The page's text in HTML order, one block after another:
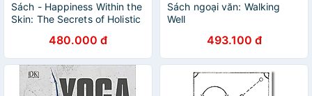
Sách - Happiness Within the
Skin: The Secrets of Holistic
Cinq Mondes Spas by Jean-
Louis Poiroux
480.000 đ
Sách ngoại văn: Walking
Well
493.100 đ